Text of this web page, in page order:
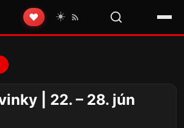
❤️ ☀️
| 22. – 28. jún